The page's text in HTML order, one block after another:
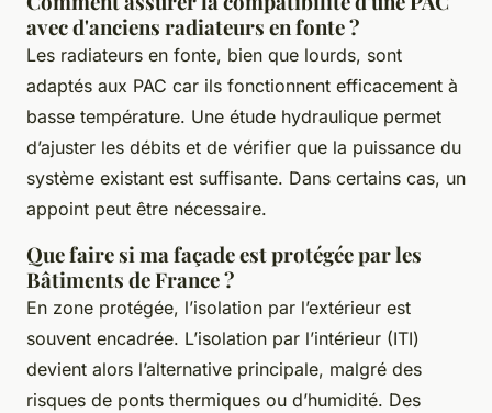
avec d'anciens radiateurs en fonte ?
Les radiateurs en fonte, bien que lourds, sont
adaptés aux PAC car ils fonctionnent efficacement à
basse température. Une étude hydraulique permet
d’ajuster les débits et de vérifier que la puissance du
système existant est suffisante. Dans certains cas, un
appoint peut être nécessaire.
Que faire si ma façade est protégée par les
Bâtiments de France ?
En zone protégée, l’isolation par l’extérieur est
souvent encadrée. L’isolation par l’intérieur (ITI)
devient alors l’alternative principale, malgré des
risques de ponts thermiques ou d’humidité. Des